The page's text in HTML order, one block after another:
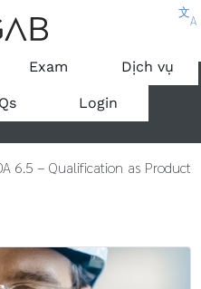
文
A
Exam Dịch vụ
Login
6.5 – Qualification as Product